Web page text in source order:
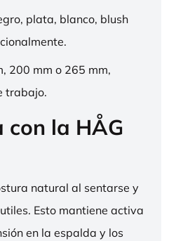
plata, blanco, blush
200 mm o 265 mm,
trabajo.
con la HÅG
natural al sentarse y
Esto mantiene activa
en la espalda y los